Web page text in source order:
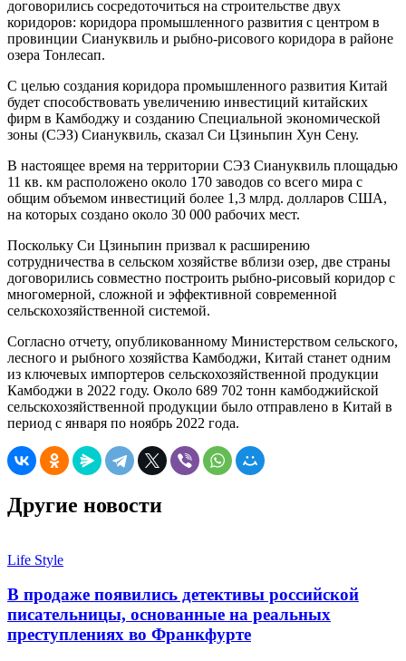
договорились сосредоточиться на строительстве двух
коридоров: коридора промышленного развития с центром в
провинции Сиануквиль и рыбно-рисового коридора в районе
озера Тонлесап.
С целью создания коридора промышленного развития Китай
будет способствовать увеличению инвестиций китайских
фирм в Камбоджу и созданию Специальной экономической
зоны (СЭЗ) Сиануквиль, сказал Си Цзиньпин Хун Сену.
В настоящее время на территории СЭЗ Сиануквиль площадью
11 кв. км расположено около 170 заводов со всего мира с
общим объемом инвестиций более 1,3 млрд. долларов США,
на которых создано около 30 000 рабочих мест.
Поскольку Си Цзиньпин призвал к расширению
сотрудничества в сельском хозяйстве вблизи озер, две страны
договорились совместно построить рыбно-рисовый коридор с
многомерной, сложной и эффективной современной
сельскохозяйственной системой.
Согласно отчету, опубликованному Министерством сельского,
лесного и рыбного хозяйства Камбоджи, Китай станет одним
из ключевых импортеров сельскохозяйственной продукции
Камбоджи в 2022 году. Около 689 702 тонн камбоджийской
сельскохозяйственной продукции было отправлено в Китай в
период с января по ноябрь 2022 года.
Другие новости
Life Style
В продаже появились детективы российской
писательницы, основанные на реальных
преступлениях во Франкфурте